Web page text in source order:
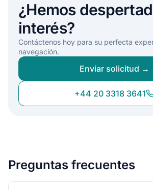
¿Hemos
interés?
Contáctenos hoy para su perfecta
navegación.
Enviar solicitud →
+44 20 3318 3641
Preguntas frecuentes